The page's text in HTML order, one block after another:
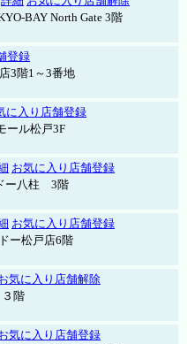
BAY North Gate 3階
登録
3階1～3番地
に入り店舗登録
ール松戸3F
お気に入り店舗登録
ー八柱 3階
お気に入り店舗登録
ー松戸店6階
気に入り店舗解除
階
気に入り店舗登録